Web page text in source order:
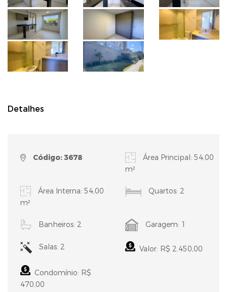
Detalhes
Código: 3678
Área Principal: 54,00
m²
Área Interna: 54,00
m²
Quartos: 2
Banheiros: 2 Garagem: 1
Salas: 2 Valor: R$ 2.450,00
Condomínio: R$
470,00